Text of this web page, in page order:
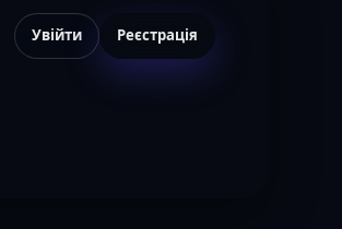
Увійти Реєстрація